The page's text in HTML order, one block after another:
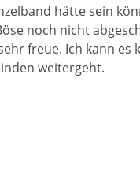
hätte sein
noch nicht
freue. Ich kann es
weitergeht.